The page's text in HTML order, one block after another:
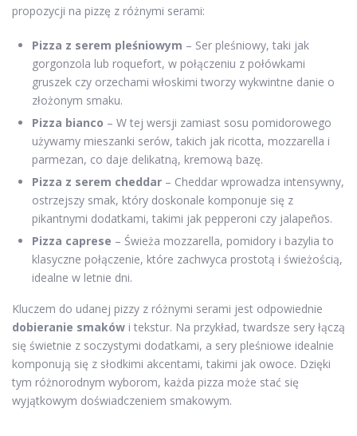
propozycji na pizzę z różnymi serami:
Pizza z serem pleśniowym – Ser pleśniowy, taki jak
gorgonzola lub roquefort, w połączeniu z połówkami
gruszek czy orzechami włoskimi tworzy wykwintne danie o
złożonym smaku.
Pizza bianco – W tej wersji zamiast sosu pomidorowego
używamy mieszanki serów, takich jak ricotta, mozzarella i
parmezan, co daje delikatną, kremową bazę.
Pizza z serem cheddar – Cheddar wprowadza intensywny,
ostrzejszy smak, który doskonale komponuje się z
pikantnymi dodatkami, takimi jak pepperoni czy jalapeños.
Pizza caprese – Świeża mozzarella, pomidory i bazylia to
klasyczne połączenie, które zachwyca prostotą i świeżością,
idealne w letnie dni.
Kluczem do udanej pizzy z różnymi serami jest odpowiednie
dobieranie smaków i tekstur. Na przykład, twardsze sery łączą
się świetnie z soczystymi dodatkami, a sery pleśniowe idealnie
komponują się z słodkimi akcentami, takimi jak owoce. Dzięki
tym różnorodnym wyborom, każda pizza może stać się
wyjątkowym doświadczeniem smakowym.